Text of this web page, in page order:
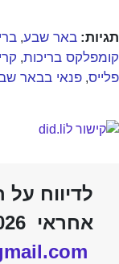
תגיות: באר שבע,
קומפלקס בריכות,
פלייס, פנאי בבאר
לדיווח